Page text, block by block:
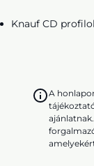
Knauf CD
A